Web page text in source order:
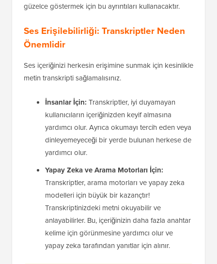
güzelce göstermek için bu ayrıntıları kullanacaktır.
Ses Erişilebilirliği: Transkriptler Neden
Önemlidir
Ses içeriğinizi herkesin erişimine sunmak için kesinlikle
metin transkripti sağlamalısınız.
İnsanlar İçin: Transkriptler, iyi duyamayan
kullanıcıların içeriğinizden keyif almasına
yardımcı olur. Ayrıca okumayı tercih eden veya
dinleyemeyeceği bir yerde bulunan herkese de
yardımcı olur.
Yapay Zeka ve Arama Motorları İçin:
Transkriptler, arama motorları ve yapay zeka
modelleri için büyük bir kazançtır!
Transkriptinizdeki metni okuyabilir ve
anlayabilirler. Bu, içeriğinizin daha fazla anahtar
kelime için görünmesine yardımcı olur ve
yapay zeka tarafından yanıtlar için alınır.